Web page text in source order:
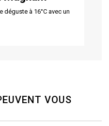
déguste à 16°C avec un
VOUS